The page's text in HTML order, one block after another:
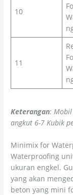
10
11
Keterangan:
angkut 6-7 Kubik
Minimix for
Waterproofing
ukuran engkel.
yang akan
beton yang mini